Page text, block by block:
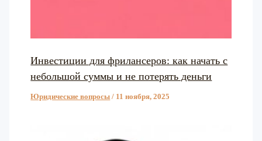
Инвестиции для фрилансеров: как начать с
небольшой суммы и не потерять деньги
Юридические вопросы / 11 ноября, 2025